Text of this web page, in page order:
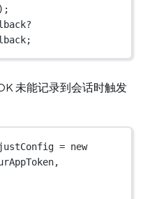
?
未能记录到会话时触发
= new